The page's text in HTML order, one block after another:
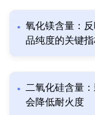
氧化镁含量：
品纯度的关键
二氧化硅含量
会降低耐火度